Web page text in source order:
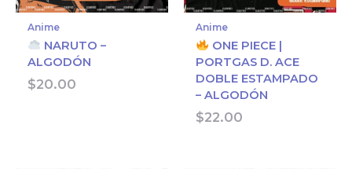
Anime
NARUTO –
ALGODÓN
$20.00
Anime
ONE PIECE |
PORTGAS D. ACE
DOBLE ESTAMPADO
– ALGODÓN
$22.00